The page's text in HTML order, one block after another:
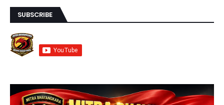
SUBSCRIBE